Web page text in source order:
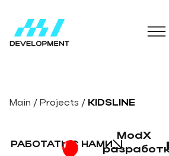
Main / Projects / KIDSLINE
РАБОТАТЬ С НАМИ
ModX